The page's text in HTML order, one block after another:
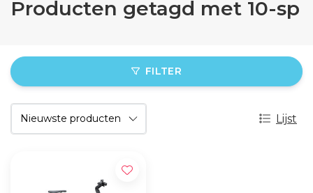
Producten getagd met 10-sp
FILTER
Lijst